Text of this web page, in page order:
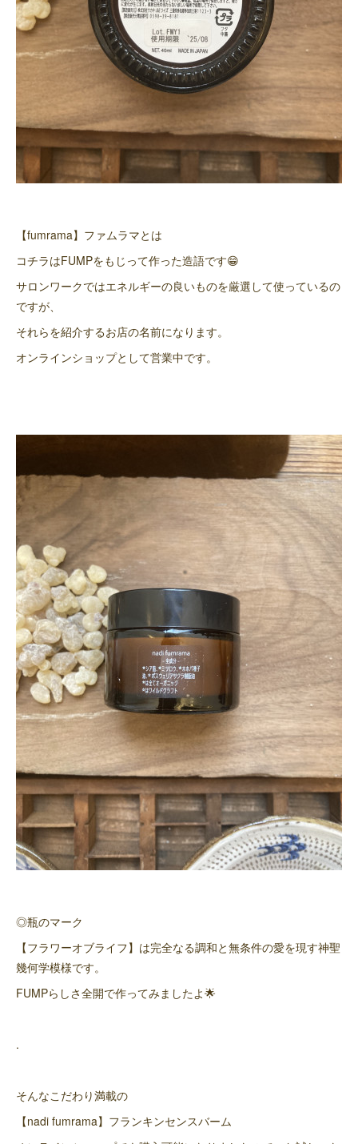
【fumrama】ファムラマとは
コチラはFUMPをもじって作った造語です😁
サロンワークではエネルギーの良いものを厳選して使っているの
ですが、
それらを紹介するお店の名前になります。
オンラインショップとして営業中です。
◎瓶のマーク
【フラワーオブライフ】は完全なる調和と無条件の愛を現す神聖
幾何学模様です。
FUMPらしさ全開で作ってみましたよ🌟
.
そんなこだわり満載の
【nadi fumrama】フランキンセンスバーム